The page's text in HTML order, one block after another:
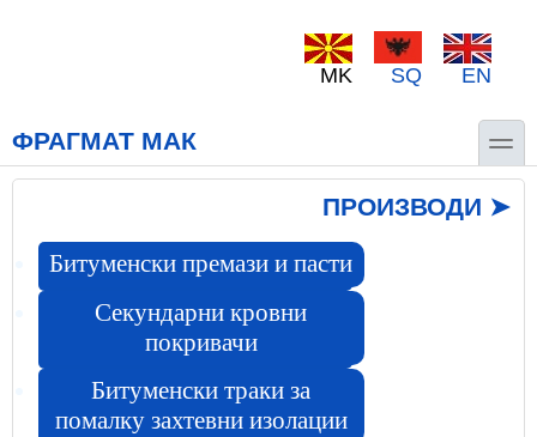
MK SQ EN
ФРАГМАТ МАК toggle
ПРОИЗВОДИ ➤
Битуменски премази и пасти
Секундарни кровни
покривачи
Битуменски траки за
помалку захтевни изолации